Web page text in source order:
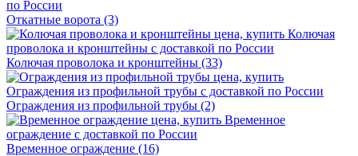
Откатные ворота (3)
Колючая проволока и кронштейны (33)
Ограждения из профильной трубы (2)
Временное ограждение (16)